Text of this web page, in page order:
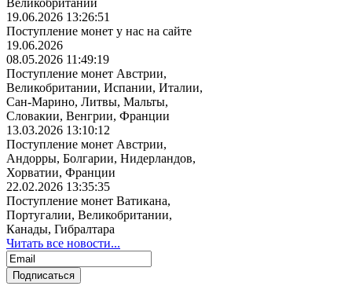
Великобритании
19.06.2026 13:26:51
Поступление монет у нас на сайте
19.06.2026
08.05.2026 11:49:19
Поступление монет Австрии,
Великобритании, Испании, Италии,
Сан-Марино, Литвы, Мальты,
Словакии, Венгрии, Франции
13.03.2026 13:10:12
Поступление монет Австрии,
Андорры, Болгарии, Нидерландов,
Хорватии, Франции
22.02.2026 13:35:35
Поступление монет Ватикана,
Португалии, Великобритании,
Канады, Гибралтара
Читать все новости...